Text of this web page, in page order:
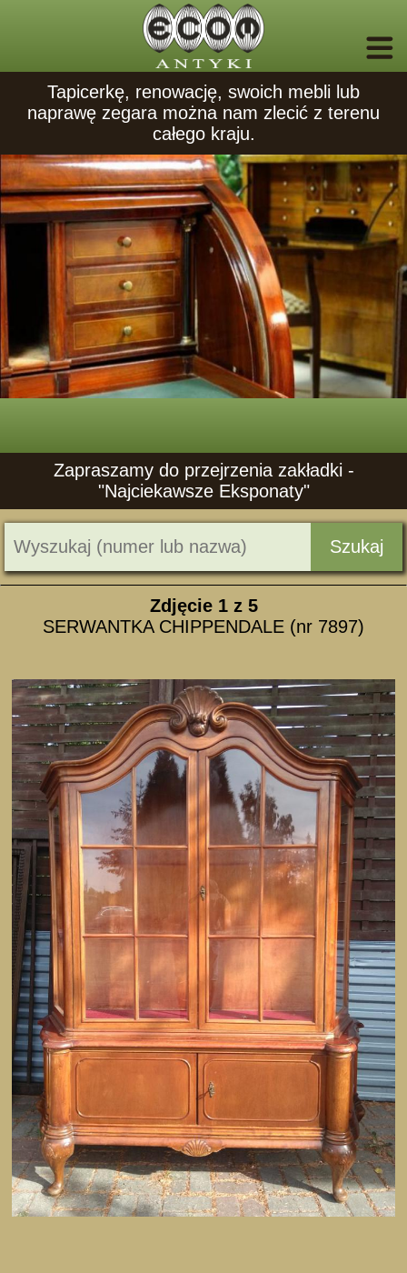
Tapicerkę, renowację, swoich mebli lub
naprawę zegara można nam zlecić z terenu
całego kraju.
Zapraszamy do przejrzenia zakładki -
"Najciekawsze Eksponaty"
Szukaj
Zdjęcie 1z 5
SERWANTKA CHIPPENDALE (nr 7897)